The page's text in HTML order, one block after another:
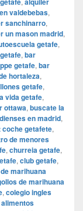
valdebebas,
sanchinarro,
un mason madrid,
getafe,
, bar
getafe, bar
hortaleza,
getafe,
vida getafe,
ottawa, buscate la
en madrid,
coche getafete,
de menores
, churreia getafe,
, club getafe,
marihuana
de marihuana
, colegio ingles